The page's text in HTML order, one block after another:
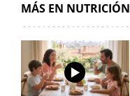
MÁS EN NUTRICIÓN